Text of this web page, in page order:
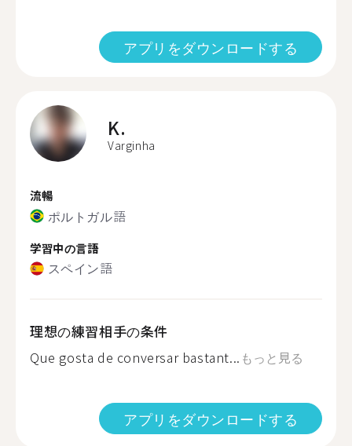
アプリをダウンロードする
K.
Varginha
流暢
ポルトガル語
学習中の言語
スペイン語
理想の練習相手の条件
Que gosta de conversar bastant... もっと見る
アプリをダウンロードする